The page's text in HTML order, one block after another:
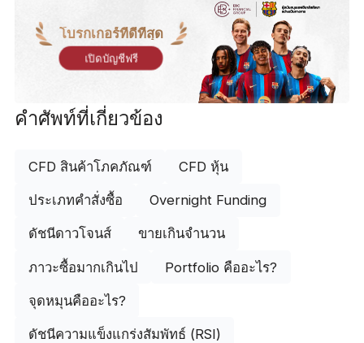
โบรกเกอร์ที่ดีที่สุด
เปิดบัญชีฟรี
คำศัพท์ที่เกี่ยวข้อง
CFD สินค้าโภคภัณฑ์ CFD หุ้น
ประเภทคำสั่งซื้อ Overnight Funding
ดัชนีดาวโจนส์ ขายเกินจำนวน
ภาวะซื้อมากเกินไป Portfolio คืออะไร?
จุดหมุนคืออะไร?
ดัชนีความแข็งแกร่งสัมพัทธ์ (RSI)